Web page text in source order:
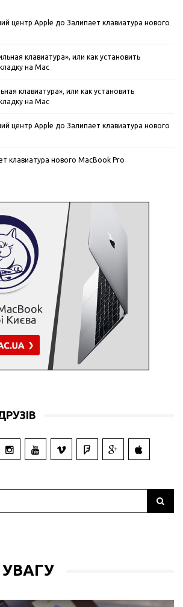
центр Apple до Залипает клавиатура нового
клавиатура», или как установить
на Mac
клавиатура», или как установить
на Mac
центр Apple до Залипает клавиатура нового
клавиатура нового MacBook Pro
УВАГУ